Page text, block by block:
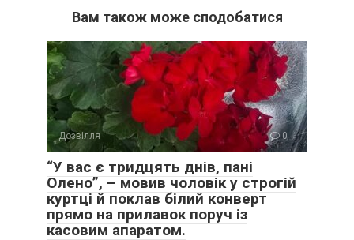
Вам також може сподобатися
Дозвілля 0
“У вас є тридцять днів, пані
Олено”, – мовив чоловік у строгій
куртці й поклав білий конверт
прямо на прилавок поруч із
касовим апаратом.